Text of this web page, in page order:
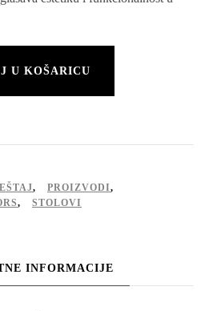
U KOŠARICU
, PROIZVODI,
, STOLOVI
INFORMACIJE